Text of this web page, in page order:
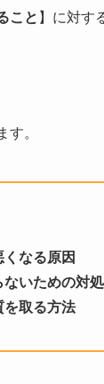
こと 】に対す
す。
なる原因
いための対
を取る方法